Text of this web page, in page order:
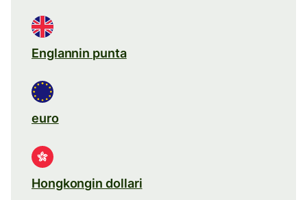
Englannin punta
euro
Hongkongin dollari